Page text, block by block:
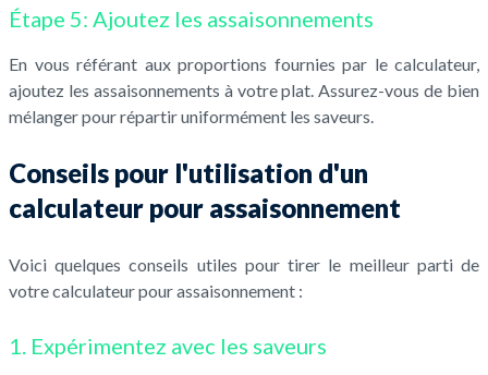
Étape 5: Ajoutez les assaisonnements
En vous référant aux proportions fournies par le calculateur,
ajoutez les assaisonnements à votre plat. Assurez-vous de bien
mélanger pour répartir uniformément les saveurs.
Conseils pour l'utilisation d'un
calculateur pour assaisonnement
Voici quelques conseils utiles pour tirer le meilleur parti de
votre calculateur pour assaisonnement :
1. Expérimentez avec les saveurs